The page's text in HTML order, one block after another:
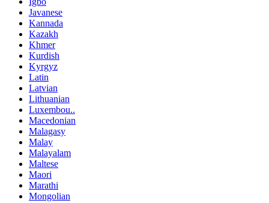
Javanese
Kannada
Kazakh
Khmer
Kurdish
Kyrgyz
Latin
Latvian
Lithuanian
Luxembou..
Macedonian
Malagasy
Malay
Malayalam
Maltese
Maori
Marathi
Mongolian